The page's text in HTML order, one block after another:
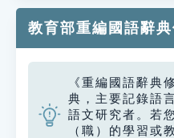
教育部重編國語辭
《重編國語辭典
典，主要記錄語
語文研究者。若
（職）的學習或